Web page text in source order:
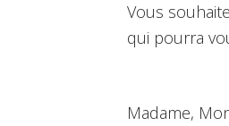
Vous
qui pourra
Madame,